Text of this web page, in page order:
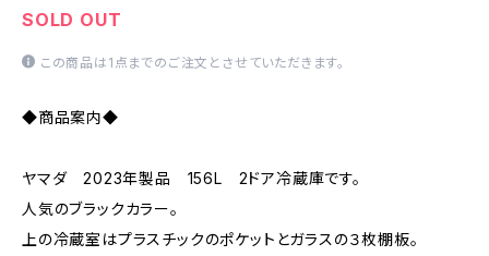
SOLD OUT
この商品は1点までのご注文とさせていただきます。
◆商品案内◆
ヤマダ 2023年製品 156L 2ドア冷蔵庫です。
人気のブラックカラー。
上の冷蔵室はプラスチックのポケットとガラスの３枚棚板。